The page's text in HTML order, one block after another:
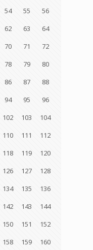
54 55
56
62 63
64
70 71
72
78 79
80
86 87
88
94 95
96
102 103
104
110 111
112
118 119
120
126 127
128
134 135
136
142 143
144
150 151
152
158 159
160